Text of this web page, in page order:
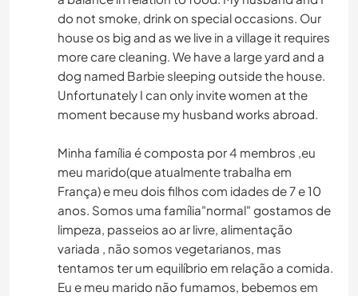
do not smoke, drink on special occasions. Our
house os big and as we live in a village it requires
more care cleaning. We have a large yard and a
dog named Barbie sleeping outside the house.
Unfortunately I can only invite women at the
moment because my husband works abroad.
Minha família é composta por 4 membros ,eu
meu marido(que atualmente trabalha em
França) e meu dois filhos com idades de 7 e 10
anos. Somos uma família"normal" gostamos de
limpeza, passeios ao ar livre, alimentação
variada , não somos vegetarianos, mas
tentamos ter um equilíbrio em relação a comida.
Eu e meu marido não fumamos, bebemos em